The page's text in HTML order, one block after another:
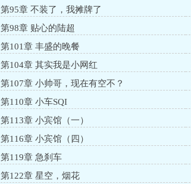
第95章 不装了，我摊牌了
第98章 贴心的陆超
第101章 丰盛的晚餐
第104章 其实我是小网红
第107章 小帅哥，现在有空不？
第110章 小车SQI
第113章 小宾馆（一）
第116章 小宾馆（四）
第119章 急刹车
第122章 星空，烟花